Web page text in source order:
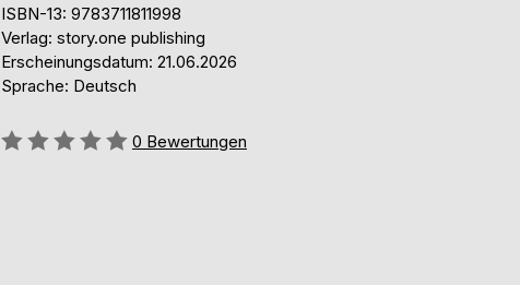
ISBN-13: 9783711811998
Verlag: story.one publishing
Erscheinungsdatum: 21.06.2026
Sprache: Deutsch
Bewertung::
0 Bewertungen